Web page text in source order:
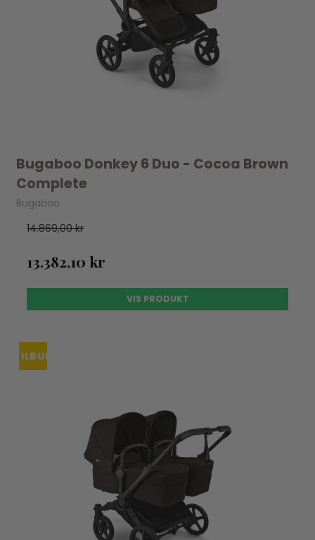
Bugaboo Donkey 6 Duo - Cocoa Brown
Complete
Bugaboo
14.869,00 kr
13.382,10 kr
VIS PRODUKT
TILBUD